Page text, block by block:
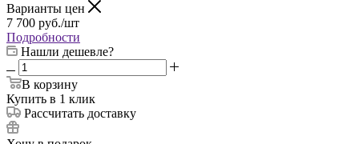
Варианты цен
7 700 руб./шт
Подробности
Нашли дешевле?
В корзину
Купить в 1 клик
Рассчитать доставку